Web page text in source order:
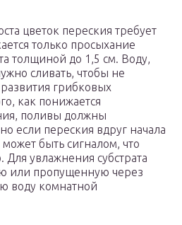
цветок переския требует
только просыхание
толщиной до 1,5 см. Воду,
сливать, чтобы не
развития грибковых
как понижается
поливы должны
если переския вдруг начала
может быть сигналом, что
Для увлажнения субстрата
или пропущенную через
воду комнатной